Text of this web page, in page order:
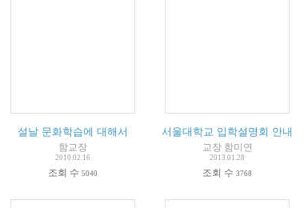
설날 문화학습에 대해서
함교장
2010.02.16
조회 수 5040
서울대학교 입학설명회 안내
교장 함미연
2013.01.28
조회 수 3768